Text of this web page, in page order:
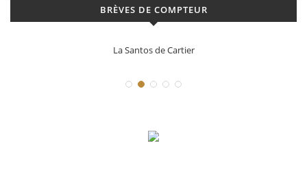
BRÈVES DE COMPTEUR
La Santos de Cartier